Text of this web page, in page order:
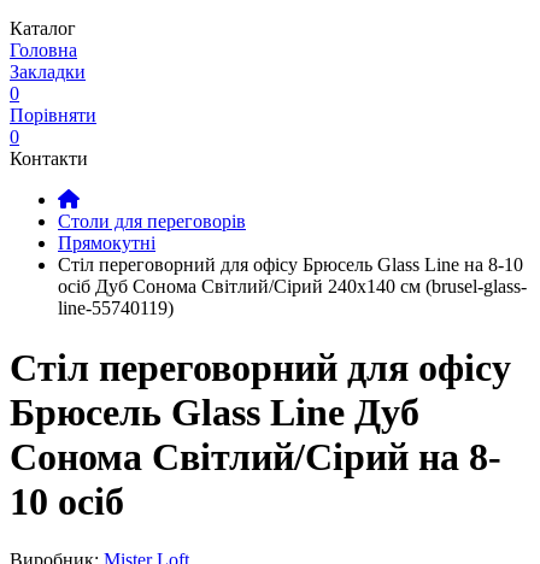
Каталог
Головна
Закладки
0
Порівняти
0
Контакти
Столи для переговорів
Прямокутні
Стіл переговорний для офісу Брюсель Glass Line на 8-10
осіб Дуб Сонома Світлий/Сірий 240x140 см (brusel-glass-
line-55740119)
Стіл переговорний для офісу
Брюсель Glass Line Дуб
Сонома Світлий/Сірий на 8-
10 осіб